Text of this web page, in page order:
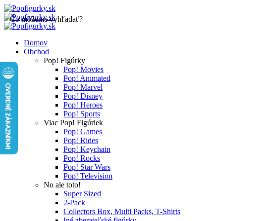
Domov
Obchod
Pop! Figúrky
Pop! Movies
Pop! Animated
Pop! Marvel
Pop! Disney
Pop! Heroes
Pop! Sports
Viac Pop! Figúriek
Pop! Games
Pop! Rides
Pop! Keychain
Pop! Rocks
Pop! Star Wars
Pop! Television
No ale toto!
Super Sized
2-Pack
Collectors Box, Multi Packs, T-Shirts
Čo môžeme vyhľadať?